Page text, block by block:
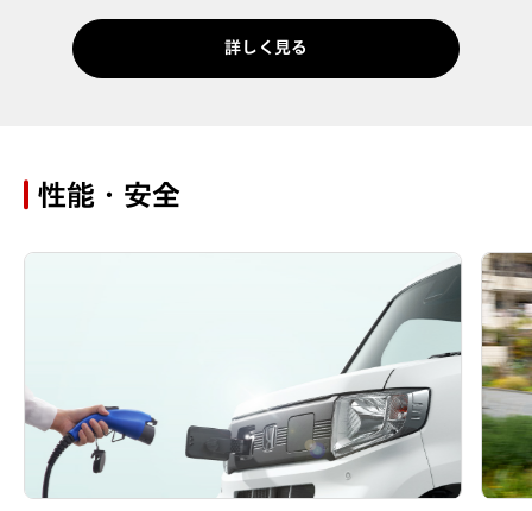
詳しく見る
性能・安全